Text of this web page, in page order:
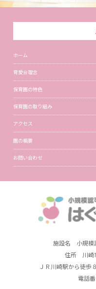
ホーム
育愛会理念
保育園の特色
保育園の取り組み
アクセス
園の概要
お問い合わせ
施設名 小規模
住所 川崎
ＪＲ川崎駅から徒歩
電話